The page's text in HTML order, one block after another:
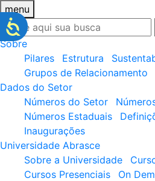
menu
Sobre
Pilares
Estrutura
Grupos de Relacionamento
Dados do Setor
Números do Setor
Números Estaduais
Inaugurações
Universidade Abrasce
Sobre a Universidade
Cursos Presenciais
On